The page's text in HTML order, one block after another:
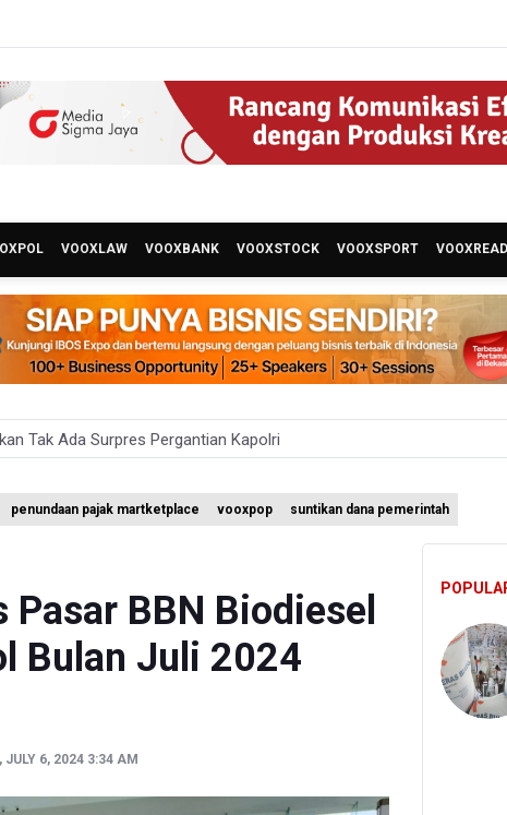
VOOXLAW VOOXBANK VOOXSTOCK VOOXSPORT VOOXREAD
Tak Ada Surpres Pergantian Kapolri
dan Daging Ayam Masih Tertekan, Pemerintah Diminta Lindungi
Bayar Gaji ASN, Ratusan Pemda Dapat Suntikan Dana Rp20,5 Triliun
penundaan pajak martketplace vooxpop suntikan dana pemerintah
BBN Biodiesel
Bulan Juli 2024
JULY 6, 2024 3:34 AM